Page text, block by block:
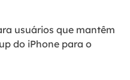
usuários que mantêm
do iPhone para o